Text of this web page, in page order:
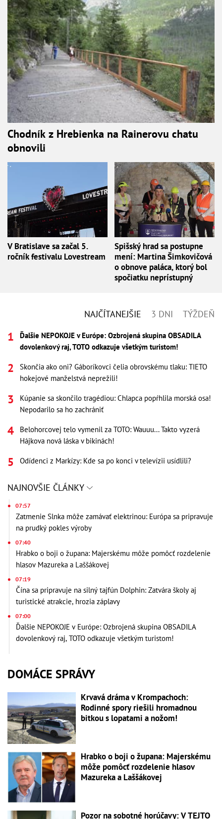
Chodník z Hrebienka na Rainerovu chatu
obnovili
V Bratislave sa začal 5.
ročník festivalu Lovestream
Spišský hrad sa postupne
mení: Martina Šimkovičová
o obnove paláca, ktorý bol
spočiatku neprístupný
NAJČÍTANEJŠIE 3 DNI TÝŽDEŇ
Ďalšie NEPOKOJE v Európe: Ozbrojená skupina OBSADILA
dovolenkový raj, TOTO odkazuje všetkým turistom!
Skončia ako oni? Gáboríkovci čelia obrovskému tlaku: TIETO
hokejové manželstvá neprežili!
Kúpanie sa skončilo tragédiou: Chlapca popŕhlila morská osa!
Nepodarilo sa ho zachrániť
Belohorcovej telo vymenil za TOTO: Wauuu... Takto vyzerá
Hájkova nová láska v bikinách!
Odídenci z Markízy: Kde sa po konci v televízii usídlili?
NAJNOVŠIE ČLÁNKY
07:57
Zatmenie Slnka môže zamávať elektrinou: Európa sa pripravuje
na prudký pokles výroby
07:40
Hrabko o boji o župana: Majerskému môže pomôcť rozdelenie
hlasov Mazureka a Laššákovej
07:19
Čína sa pripravuje na silný tajfún Dolphin: Zatvára školy aj
turistické atrakcie, hrozia záplavy
07:00
Ďalšie NEPOKOJE v Európe: Ozbrojená skupina OBSADILA
dovolenkový raj, TOTO odkazuje všetkým turistom!
DOMÁCE SPRÁVY
Krvavá dráma v Krompachoch:
Rodinné spory riešili hromadnou
bitkou s lopatami a nožom!
Hrabko o boji o župana: Majerskému
môže pomôcť rozdelenie hlasov
Mazureka a Laššákovej
Pozor na sobotné horúčavy: V TEJTO